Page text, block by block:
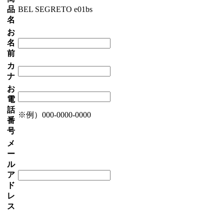
品
名
BEL SEGRETO e01bs
お
名
前
カ
ナ
お
電
話
番
号
※例）000-0000-0000
メ
ー
ル
ア
ド
レ
ス